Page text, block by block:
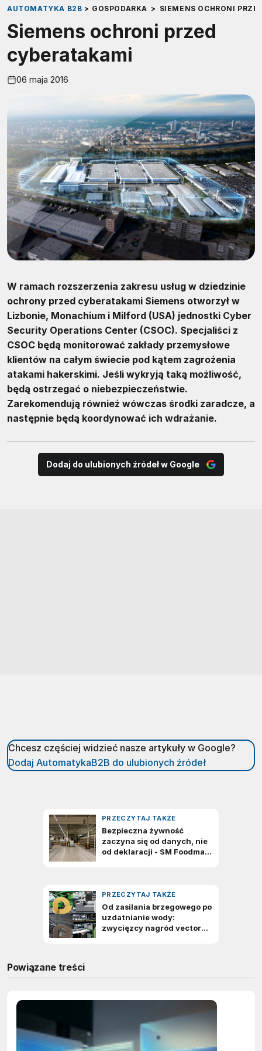
AUTOMATYKA B2B > GOSPODARKA > SIEMENS OCHRONI
Siemens ochroni przed
cyberatakami
06 maja 2016
W ramach rozszerzenia zakresu usług w dziedzinie
ochrony przed cyberatakami Siemens otworzył w
Lizbonie, Monachium i Milford (USA) jednostki Cyber
Security Operations Center (CSOC). Specjaliści z
CSOC będą monitorować zakłady przemysłowe
klientów na całym świecie pod kątem zagrożenia
atakami hakerskimi. Jeśli wykryją taką możliwość,
będą ostrzegać o niebezpieczeństwie.
Zarekomendują również wówczas środki zaradcze, a
następnie będą koordynować ich wdrażanie.
Dodaj do ulubionych źródeł w Google
Chcesz częściej widzieć nasze artykuły w Google?
Dodaj AutomatykaB2B do ulubionych źródeł
Powiązane treści